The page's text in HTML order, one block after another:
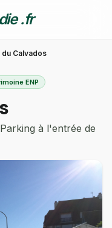
.fr
du Calvados
ENP
Parking à l'entrée de